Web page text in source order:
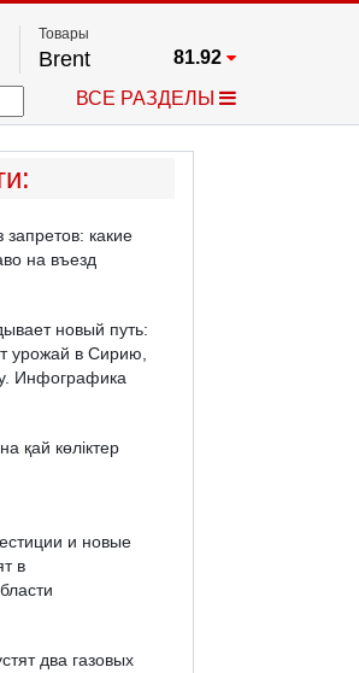
Товары
Brent 81.92
Платина
2.636
ВСЕ РАЗДЕЛЫ
:
какие
на въезд
новый путь:
урожай в Сирию,
Инфографика
қай көліктер
и новые
в
два газовых